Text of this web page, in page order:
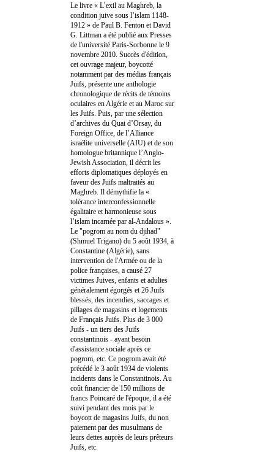
Le livre « L’exil au Maghreb, la
condition juive sous l’islam 1148-
1912 » de Paul B. Fenton et David
G. Littman a été publié aux Presses
de l'université Paris-Sorbonne le 9
novembre 2010. Succès d'édition,
cet ouvrage majeur, boycotté
notamment par des médias français
Juifs, présente une anthologie
chronologique de récits de témoins
oculaires en Algérie et au Maroc sur
les Juifs. Puis, par une sélection
d’archives du Quai d’Orsay, du
Foreign Office, de l’Alliance
israélite universelle (AIU) et de son
homologue britannique l’Anglo-
Jewish Association, il décrit les
efforts diplomatiques déployés en
faveur des Juifs maltraités au
Maghreb. Il démythifie la «
tolérance interconfessionnelle
égalitaire et harmonieuse sous
l’islam incarnée par al-Andalous ».
Le "pogrom au nom du djihad"
(Shmuel Trigano) du 5 août 1934, à
Constantine (Algérie), sans
intervention de l'Armée ou de la
police françaises, a causé 27
victimes Juives, enfants et adultes
généralement égorgés et 26 Juifs
blessés, des incendies, saccages et
pillages de magasins et logements
de Français Juifs. Plus de 3 000
Juifs - un tiers des Juifs
constantinois - ayant besoin
d'assistance sociale après ce
pogrom, etc. Ce pogrom avait été
précédé le 3 août 1934 de violents
incidents dans le Constantinois. Au
coût financier de 150 millions de
francs Poincaré de l'époque, il a été
suivi pendant des mois par le
boycott de magasins Juifs, du non
paiement par des musulmans de
leurs dettes auprès de leurs prêteurs
Juifs, etc.